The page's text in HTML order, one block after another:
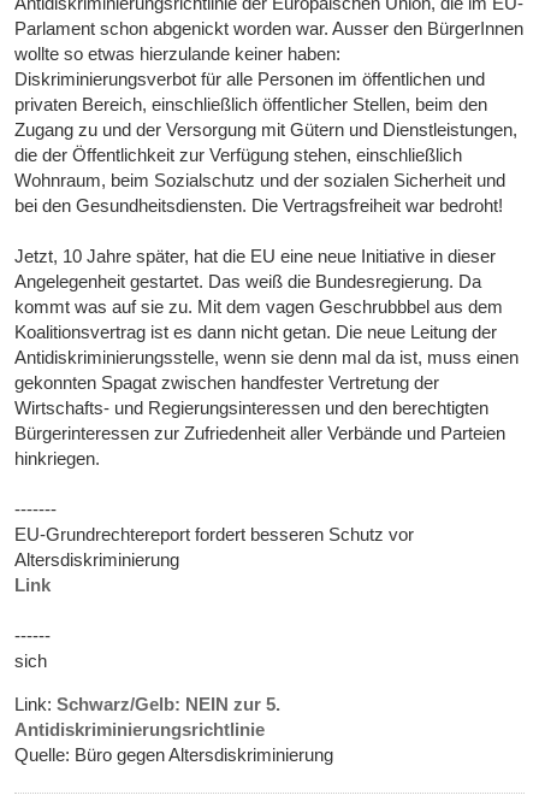
Parlament schon abgenickt worden war. Ausser den BürgerInnen
wollte so etwas hierzulande keiner haben:
Diskriminierungsverbot für alle Personen im öffentlichen und
privaten Bereich, einschließlich öffentlicher Stellen, beim den
Zugang zu und der Versorgung mit Gütern und Dienstleistungen,
die der Öffentlichkeit zur Verfügung stehen, einschließlich
Wohnraum, beim Sozialschutz und der sozialen Sicherheit und
bei den Gesundheitsdiensten. Die Vertragsfreiheit war bedroht!
Jetzt, 10 Jahre später, hat die EU eine neue Initiative in dieser
Angelegenheit gestartet. Das weiß die Bundesregierung. Da
kommt was auf sie zu. Mit dem vagen Geschrubbbel aus dem
Koalitionsvertrag ist es dann nicht getan. Die neue Leitung der
Antidiskriminierungsstelle, wenn sie denn mal da ist, muss einen
gekonnten Spagat zwischen handfester Vertretung der
Wirtschafts- und Regierungsinteressen und den berechtigten
Bürgerinteressen zur Zufriedenheit aller Verbände und Parteien
hinkriegen.
-------
EU-Grundrechtereport fordert besseren Schutz vor
Altersdiskriminierung
Link
------
sich
Link:Schwarz/Gelb: NEIN zur 5.
Antidiskriminierungsrichtlinie
Quelle: Büro gegen Altersdiskriminierung